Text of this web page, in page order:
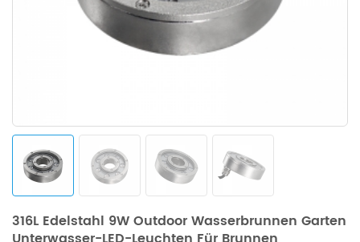
316L Edelstahl 9W Outdoor Wasserbrunnen Garten